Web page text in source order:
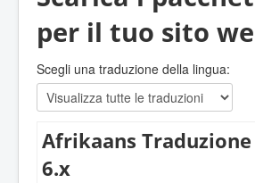
per il tuo sito
Scegli una traduzione della lingua:
Afrikaans
6.x